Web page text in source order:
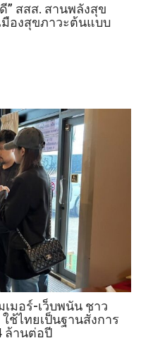
าชน”
สสส. สานพลังสุข
มืองสุขภาวะต้นแบบ
าชธานี
บ
มอร์-เว็บพนัน ชาว
ช้ไทยเป็นฐานสั่งการ
ล้านต่อปี